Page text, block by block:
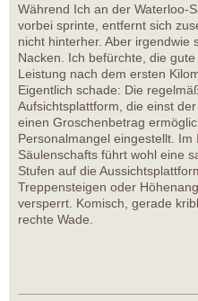
Während Ich an der Waterloo-
vorbei sprinte, entfernt sich
nicht hinterher. Aber irgendwie
Nacken. Ich befürchte, die
Leistung nach dem ersten
Eigentlich schade: Die
Aufsichtsplattform, die einst
einen Groschenbetrag
Personalmangel eingestellt.
Säulenschafts führt wohl eine
Stufen auf die
Treppensteigen oder
versperrt. Komisch, gerade
rechte Wade.